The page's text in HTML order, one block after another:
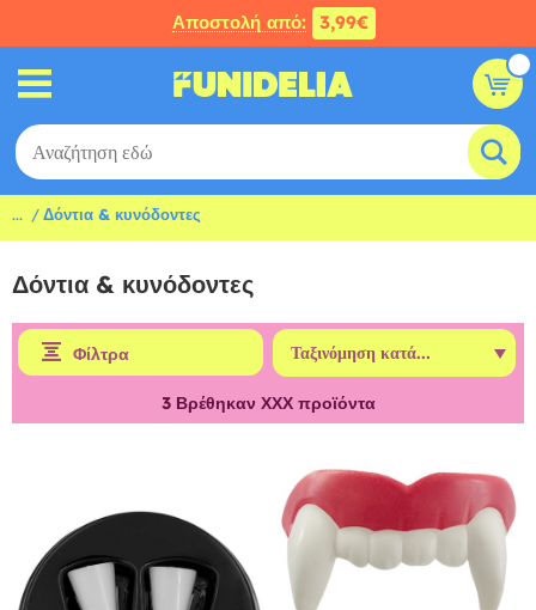
Αποστολή από: 3,99€
... Δόντια & κυνόδοντες
Δόντια & κυνόδοντες
Φίλτρα
3Βρέθηκαν ΧΧΧ προϊόντα